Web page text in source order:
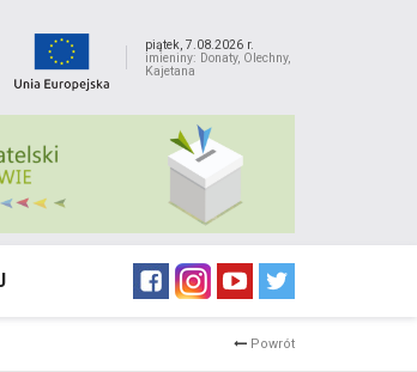
piątek, 7.08.2026 r.
imieniny: Donaty, Olechny,
Kajetana
Powrót